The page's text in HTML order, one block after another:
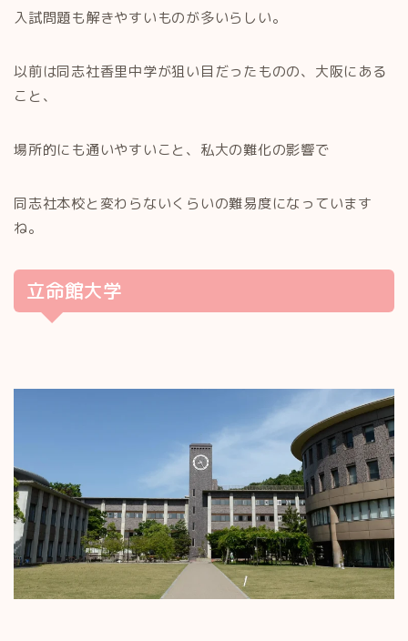
入試問題も解きやすいものが多いらしい。
以前は同志社香里中学が狙い目だったものの、大阪にある
こと、
場所的にも通いやすいこと、私大の難化の影響で
同志社本校と変わらないくらいの難易度になっています
ね。
立命館大学